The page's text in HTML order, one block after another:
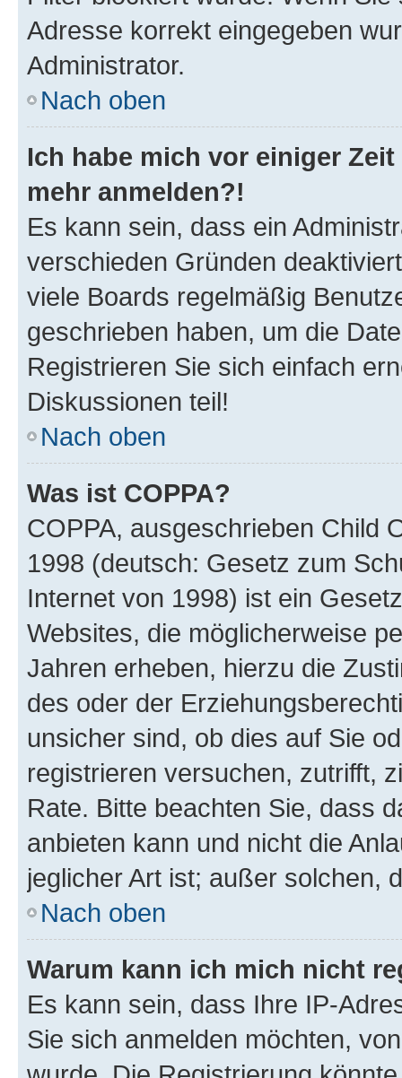
Adresse korrekt eingegeben
Administrator.
Nach oben
Ich habe mich vor einiger
mehr anmelden?!
Es kann sein, dass ein
verschieden Gründen
viele Boards regelmäßig
geschrieben haben, um die
Registrieren Sie sich einfach
Diskussionen teil!
Nach oben
Was ist COPPA?
COPPA, ausgeschrieben Child
1998 (deutsch: Gesetz zum
Internet von 1998) ist ein
Websites, die möglicherweise
Jahren erheben, hierzu die
des oder der
unsicher sind, ob dies auf Sie
registrieren versuchen, zutrifft,
Rate. Bitte beachten Sie, dass
anbieten kann und nicht die
jeglicher Art ist; außer solchen,
Nach oben
Warum kann ich mich nicht
Es kann sein, dass Ihre IP-
Sie sich anmelden möchten,